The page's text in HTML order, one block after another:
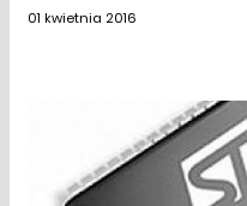
01 kwietnia 2016